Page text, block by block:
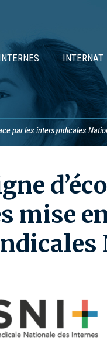
INTERNAT
par les intersyndicales
mise